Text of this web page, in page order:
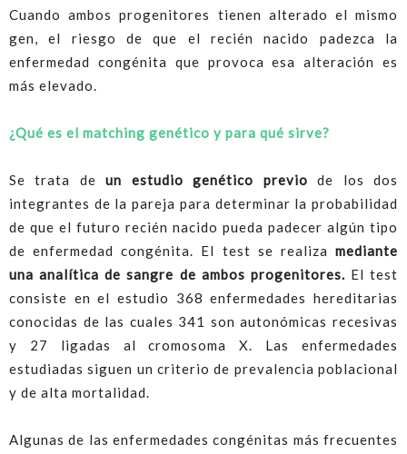
Cuando ambos progenitores tienen alterado el mismo
gen, el riesgo de que el recién nacido padezca la
enfermedad congénita que provoca esa alteración es
más elevado.
¿Qué es el matching genético y para qué sirve?
Se trata deun estudio genético previo de los dos
integrantes de la pareja para determinar la probabilidad
de que el futuro recién nacido pueda padecer algún tipo
de enfermedad congénita. El test se realiza mediante
una analítica de sangre de ambos progenitores. El test
consiste en el estudio 368 enfermedades hereditarias
conocidas de las cuales 341 son autonómicas recesivas
y 27 ligadas al cromosoma X. Las enfermedades
estudiadas siguen un criterio de prevalencia poblacional
y de alta mortalidad.
Algunas de las enfermedades congénitas más frecuentes